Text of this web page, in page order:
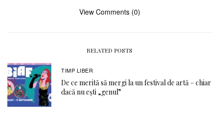
View Comments (0)
RELATED POSTS
TIMP LIBER
De ce merită să mergi la un festival de artă – chiar
dacă nu ești „genul”